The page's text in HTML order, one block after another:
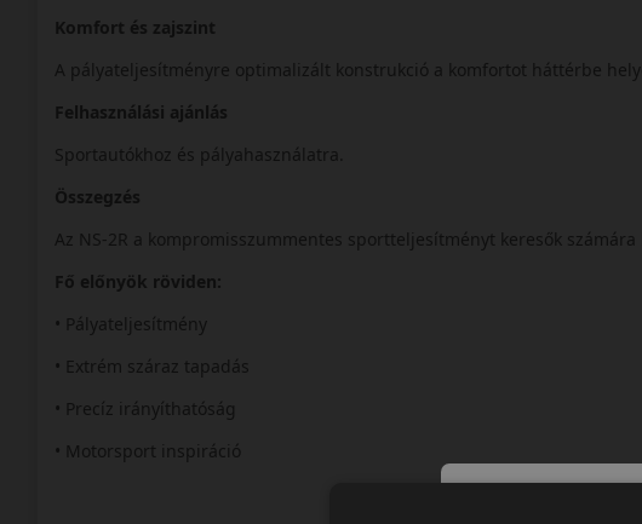
Komfort és zajszint
A pályateljesítményre optimalizált konstrukció a komfortot háttérbe
Felhasználási ajánlás
Sportautókhoz és pályahasználatra.
Összegzés
Az NS-2R a kompromisszummentes sportteljesítményt keresők számára
Fő előnyök röviden:
• Pályateljesítmény
• Extrém száraz tapadás
• Precíz irányíthatóság
• Motorsport inspiráció